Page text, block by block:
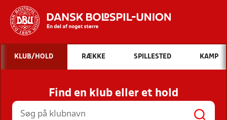
Hvad vil du søge efter?
INDHOLD OG NYHEDER
STILLINGER, RESULTATER, KLUBBER OG
HOLD
KLUB/HOLD RÆKKE SPILLESTED KAMP
Find en klub eller et hold